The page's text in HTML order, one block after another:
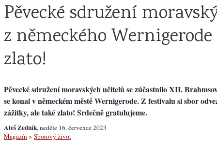
Pěvecké sdružení
z německého
zlato!
Pěvecké sdružení moravských učitelů se zúčastnilo XII.
se konal v německém městě Wernigerode. Z festivalu si sbor
zážitky, ale také zlato! Srdečně gratulujeme.
Aleš Zedník, neděle 16. července 2023
Magazín > Sborový život